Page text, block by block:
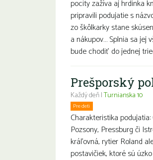
pocity zažíva aj hrdinka
pripravili podujatie s
zo škôlkarky stane
a nákupov… Splnia sa jej
bude chodiť do jednej
Prešporský
Každý deň |Turnianska 10
Pre deti
Charakteristika
Pozsony, Pressburg či
kráľovná, rytier Roland
postavičiek, ktoré sú